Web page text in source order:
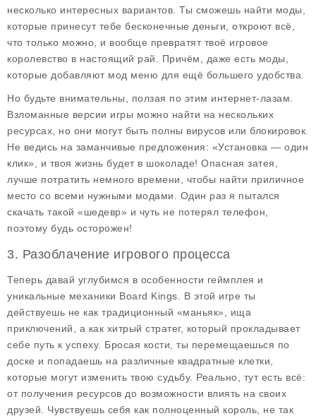
несколько интересных вариантов. Ты сможешь найти моды,
которые принесут тебе бесконечные деньги , откроют всё,
что только можно, и вообще превратят твоё игровое
королевство в настоящий рай. Причём, даже есть моды,
которые добавляют мод меню для ещё большего удобства.
Но будьте внимательны, ползая по этим интернет-лазам.
Взломанные версии игры можно найти на нескольких
ресурсах, но они могут быть полны вирусов или блокировок.
Не ведись на заманчивые предложения: «Установка — один
клик», и твоя жизнь будет в шоколаде! Опасная затея,
лучше потратить немного времени, чтобы найти приличное
место со всеми нужными модами. Один раз я пытался
скачать такой «шедевр» и чуть не потерял телефон,
поэтому будь осторожен!
3. Разоблачение игрового процесса
Теперь давай углубимся в особенности геймплея и
уникальные механики Board Kings. В этой игре ты
действуешь не как традиционный «маньяк», ища
приключений, а как хитрый стратег, который прокладывает
себе путь к успеху. Бросая кости, ты перемещаешься по
доске и попадаешь на различные квадратные клетки,
которые могут изменить твою судьбу. Реально, тут есть всё:
от получения ресурсов до возможности влиять на своих
друзей. Чувствуешь себя как полноценный король, не так